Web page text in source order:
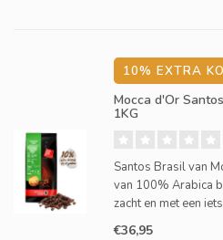
10% EXTRA
Mocca d'Or
1KG
Santos Brasil van
van 100% Arabica
zacht en met een
€36,95